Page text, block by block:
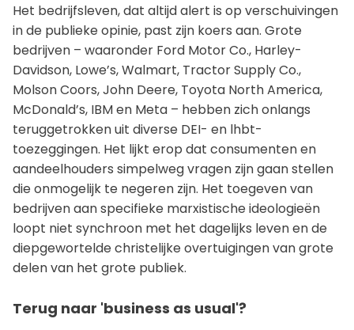
Het bedrijfsleven, dat altijd alert is op verschuivingen
in de publieke opinie, past zijn koers aan. Grote
bedrijven – waaronder Ford Motor Co., Harley-
Davidson, Lowe’s, Walmart, Tractor Supply Co.,
Molson Coors, John Deere, Toyota North America,
McDonald’s, IBM en Meta – hebben zich onlangs
teruggetrokken uit diverse DEI- en lhbt-
toezeggingen. Het lijkt erop dat consumenten en
aandeelhouders simpelweg vragen zijn gaan stellen
die onmogelijk te negeren zijn. Het toegeven van
bedrijven aan specifieke marxistische ideologieën
loopt niet synchroon met het dagelijks leven en de
diepgewortelde christelijke overtuigingen van grote
delen van het grote publiek.
Terug naar 'business as usual'?